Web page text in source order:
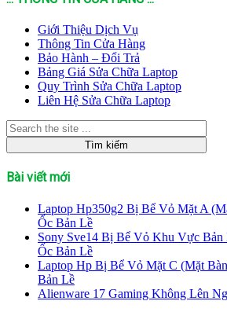
Giới Thiệu Dịch Vụ
Thông Tin Cửa Hàng
Bảo Hành – Đổi Trả
Bảng Giá Sửa Chữa Laptop
Quy Trình Sửa Chữa Laptop
Liên Hệ Sửa Chữa Laptop
Bài viết mới
Laptop Hp350g2 Bị Bể Vỏ Mặt A
Ốc Bản Lề
Sony Sve14 Bị Bể Vỏ Khu Vực
Ốc Bản Lề
Laptop Hp Bị Bể Vỏ Mặt C (Mặt
Bản Lề
Alienware 17 Gaming Không Lên